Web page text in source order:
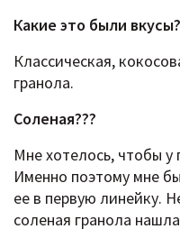
Какие это были вкусы?
Классическая,
гранола.
Соленая???
Мне хотелось, чтобы
Именно поэтому мне
ее в первую линейку.
соленая гранола